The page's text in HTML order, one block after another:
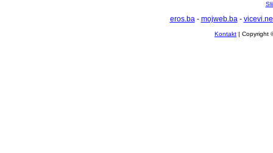
eros.ba- mojweb.ba-
Kontakt | Copyright